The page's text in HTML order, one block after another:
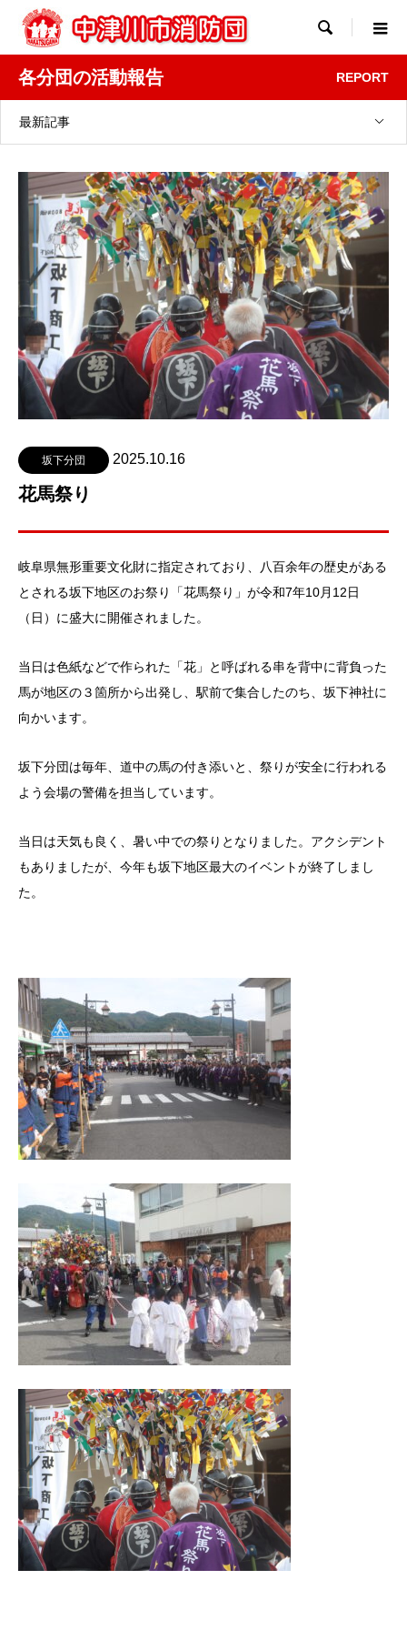

各分団の活動報告 REPORT
最新記事
坂下分団 2025.10.16
花馬祭り
岐阜県無形重要文化財に指定されており、八百余年の歴史がある
とされる坂下地区のお祭り「花馬祭り」が令和7年10月12日
（日）に盛大に開催されました。
当日は色紙などで作られた「花」と呼ばれる串を背中に背負った
馬が地区の３箇所から出発し、駅前で集合したのち、坂下神社に
向かいます。
坂下分団は毎年、道中の馬の付き添いと、祭りが安全に行われる
よう会場の警備を担当しています。
当日は天気も良く、暑い中での祭りとなりました。アクシデント
もありましたが、今年も坂下地区最大のイベントが終了しまし
た。